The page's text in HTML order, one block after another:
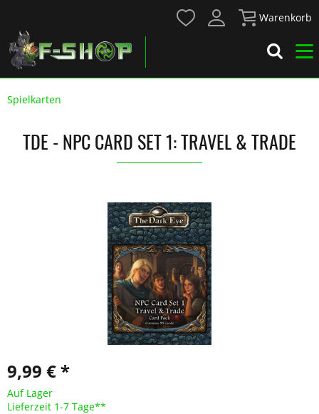
Warenkorb
Spielkarten
TDE - NPC CARD SET 1: TRAVEL & TRADE
9,99 € *
Auf Lager
Lieferzeit 1-7 Tage**